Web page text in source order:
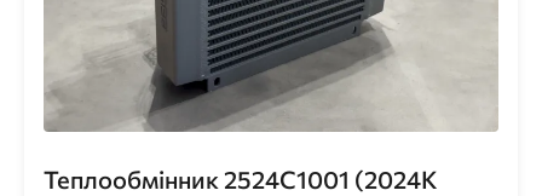
Теплообмінник 2524C1001 (2024K